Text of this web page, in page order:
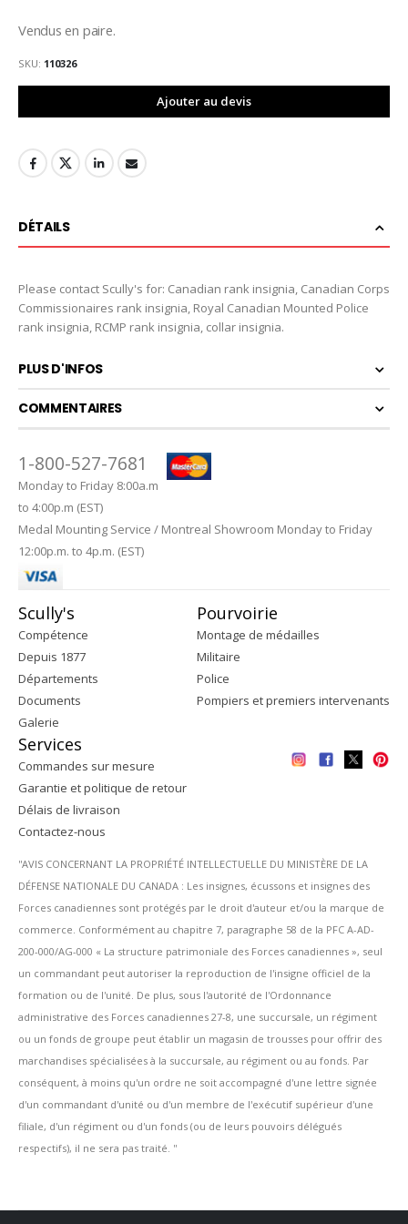
Vendus en paire.
SKU 110326
Ajouter au devis
DÉTAILS
Please contact Scully's for: Canadian rank insignia, Canadian Corps
Commissionaires rank insignia, Royal Canadian Mounted Police
rank insignia, RCMP rank insignia, collar insignia.
PLUS D'INFOS
COMMENTAIRES
1-800-527-7681
Monday to Friday 8:00a.m
to 4:00p.m (EST)
Medal Mounting Service / Montreal Showroom Monday to Friday
12:00p.m. to 4p.m. (EST)
Scully's
Compétence
Depuis 1877
Départements
Documents
Galerie
Pourvoirie
Montage de médailles
Militaire
Police
Pompiers et premiers intervenants
Services
Commandes sur mesure
Garantie et politique de retour
Délais de livraison
Contactez-nous
''AVIS CONCERNANT LA PROPRIÉTÉ INTELLECTUELLE DU MINISTÈRE DE LA
DÉFENSE NATIONALE DU CANADA : Les insignes, écussons et insignes des
Forces canadiennes sont protégés par le droit d'auteur et/ou la marque de
commerce. Conformément au chapitre 7, paragraphe 58 de la PFC A-AD-
200-000/AG-000 « La structure patrimoniale des Forces canadiennes », seul
un commandant peut autoriser la reproduction de l'insigne officiel de la
formation ou de l'unité. De plus, sous l'autorité de l'Ordonnance
administrative des Forces canadiennes 27-8, une succursale, un régiment
ou un fonds de groupe peut établir un magasin de trousses pour offrir des
marchandises spécialisées à la succursale, au régiment ou au fonds. Par
conséquent, à moins qu'un ordre ne soit accompagné d'une lettre signée
d'un commandant d'unité ou d'un membre de l'exécutif supérieur d'une
filiale, d'un régiment ou d'un fonds (ou de leurs pouvoirs délégués
respectifs), il ne sera pas traité. ''